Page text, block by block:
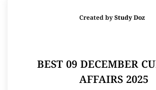
Created byStudy Doz
BEST 09 DECEMBER
AFFAIRS 2025